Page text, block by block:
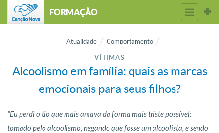
FORMAÇÃO
Atualidade Comportamento
VÍTIMAS
Alcoolismo em família: quais as marcas
emocionais para seus filhos?
“Eu perdi o tio que mais amava da forma mais triste possível:
tomado pelo alcoolismo, negando que fosse um alcoolista, e sendo